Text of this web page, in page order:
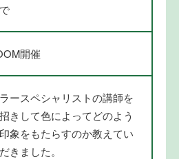
開催
ースペシャリストの講師を
きして色によってどのよう
象をもたらすのか教えてい
きました。